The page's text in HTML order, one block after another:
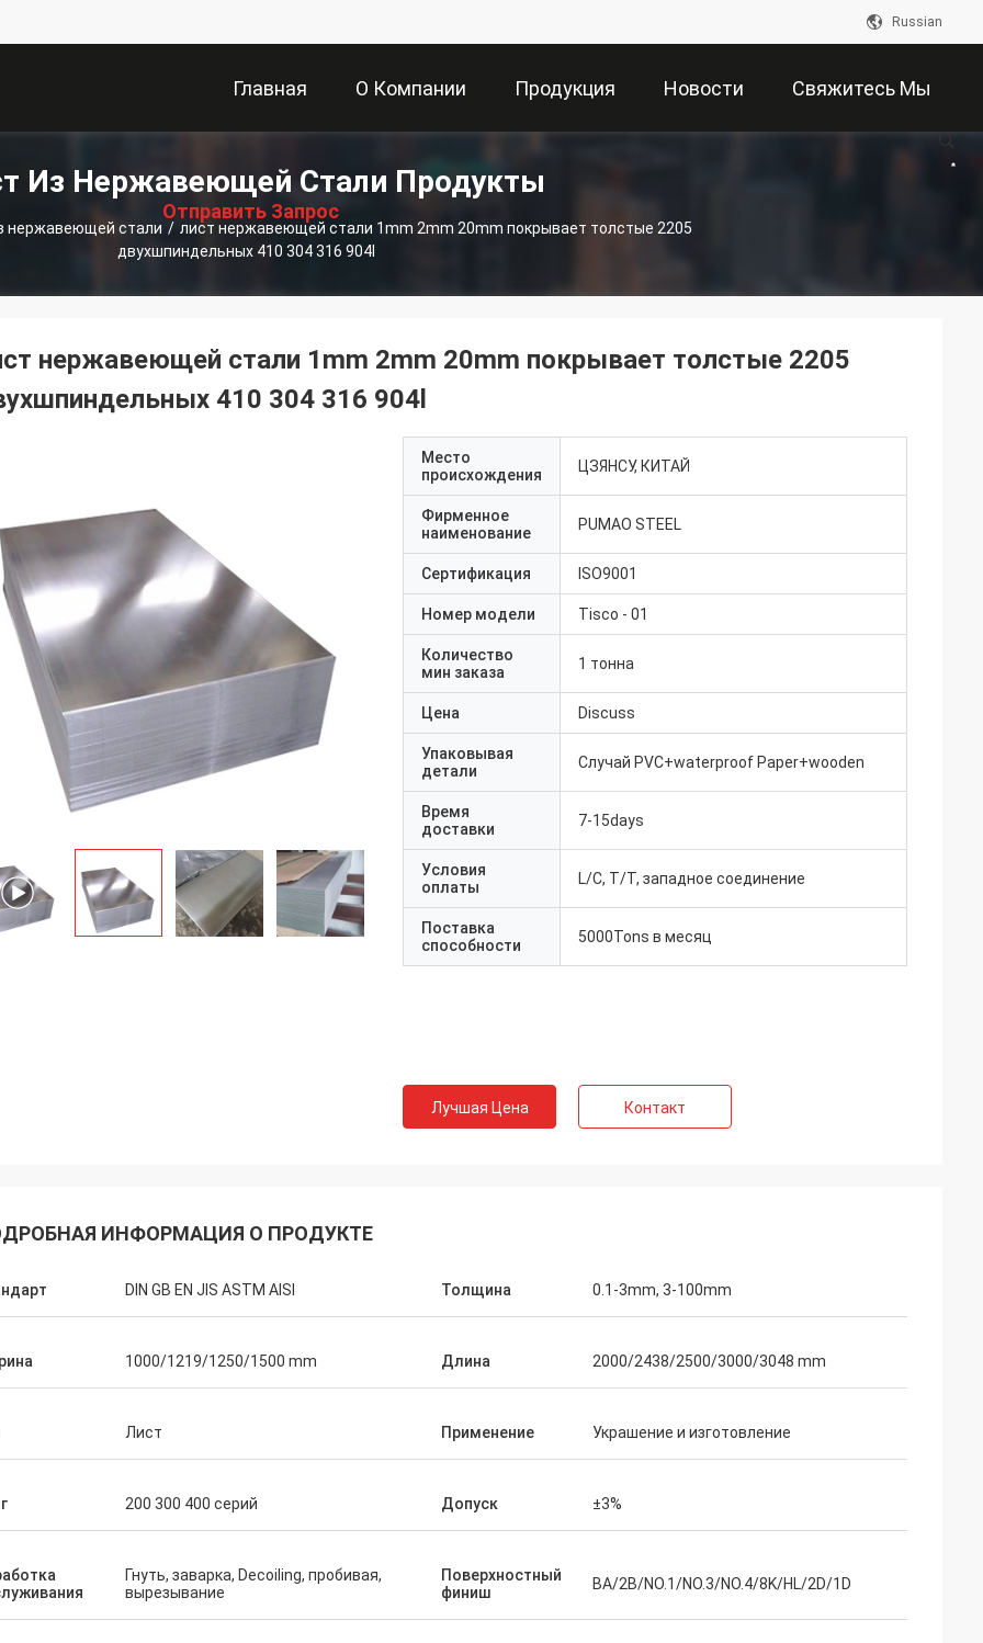
Russian
Главная
Страница
О Компании Продукция Новости Свяжитесь Мы
述
Отправить Запрос
Из Нержавеющей Стали Продукты
нержавеющей стали / лист нержавеющей стали 1mm 2mm 20mm покрывает толстые 2205
двухшпиндельных 410 304 316 904l
оборот заказанн срочный. Как
повторения она знала наши
меня спрашивая. Тщательно
общаться с ей и этой
Марк Galon
Мы гордо для того чтобы сказать нас
нержавеющей стали 1mm 2mm 20mm покрывает толстые 2205
410 304 316 904l
Место
происхождения
ЦЗЯНСУ, КИТАЙ
Фирменное
наименование
PUMAO STEEL
Сертификация ISO9001
Номер модели Tisco - 01
Количество
мин заказа
1 тонна
Цена Discuss
Упаковывая
детали
Случай PVC+waterproof Paper+wooden
Время
доставки
7-15days
Условия
оплаты
L/C, T/T, западное соединение
Поставка
способности
5000Tons в месяц
Лучшая Цена Контакт
ИНФОРМАЦИЯ О ПРОДУКТЕ
DIN GB EN JIS ASTM AISI Толщина 0.1-3mm, 3-100mm
1000/1219/1250/1500 mm Длина 2000/2438/2500/3000/3048 mm
Лист Применение Украшение и изготовление
200 300 400 серий Допуск ±3%
Гнуть, заварка, Decoiling, пробивая,
вырезывание
Поверхностный
финиш
BA/2B/NO.1/NO.3/NO.4/8K/HL/2D/1D